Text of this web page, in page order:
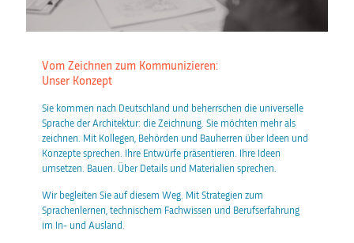
Vom Zeichnen zum Kommunizieren:
Unser Konzept
Sie kommen nach Deutschland und beherrschen die universelle
Sprache der Architektur: die Zeichnung. Sie möchten mehr als
zeichnen. Mit Kollegen, Behörden und Bauherren über Ideen und
Konzepte sprechen. Ihre Entwürfe präsentieren. Ihre Ideen
umsetzen. Bauen. Über Details und Materialien sprechen.
Wir begleiten Sie auf diesem Weg. Mit Strategien zum
Sprachenlernen, technischem Fachwissen und Berufserfahrung
im In- und Ausland.